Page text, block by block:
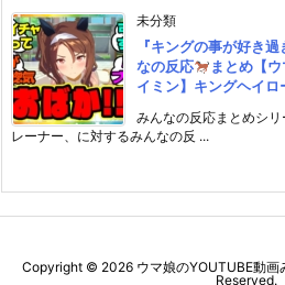
未分類
『キングの事が好き
なの反応
まとめ【
イミン】キングヘイロ
みんなの反応まとめシ
レーナー、に対するみんなの反 ...
Copyright © 2026 ウマ娘のYOUTUBE動画
Reserved.